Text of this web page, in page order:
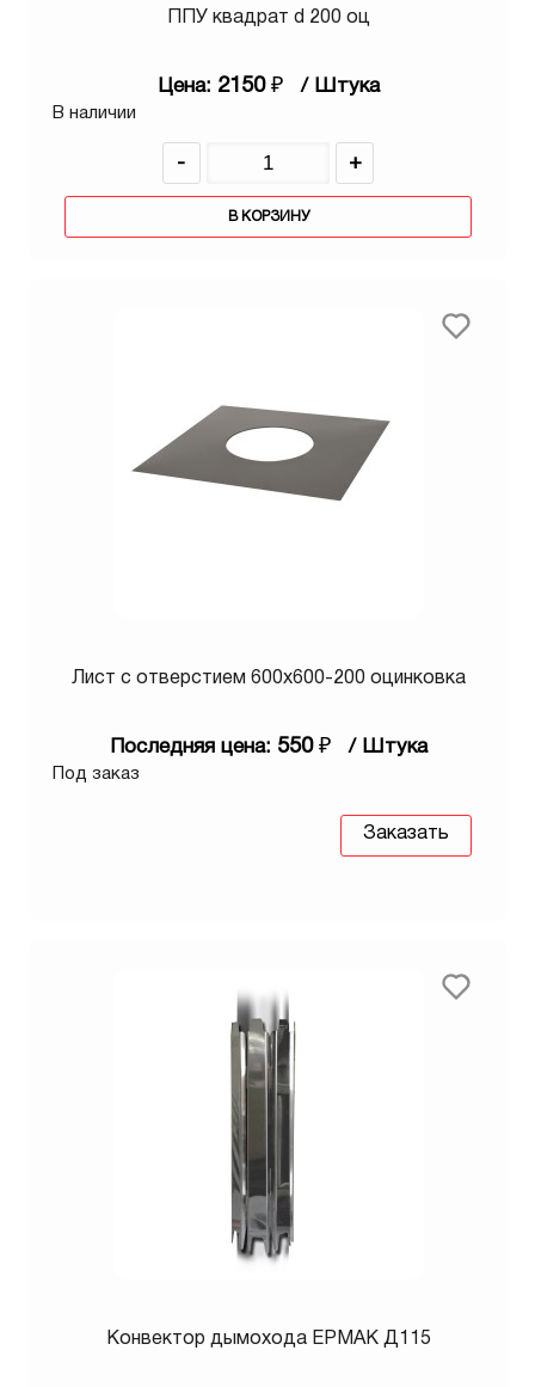
ППУ квадрат d 200 оц
Цена: 2150 ₽ / Штука
В наличии
- +
В КОРЗИНУ
Лист с отверстием 600х600-200 оцинковка
Последняя цена: 550 ₽ / Штука
Под заказ
Заказать
Конвектор дымохода ЕРМАК Д115